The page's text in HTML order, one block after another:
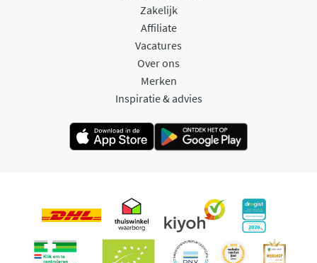
Zakelijk
Affiliate
Vacatures
Over ons
Merken
Inspiratie & advies